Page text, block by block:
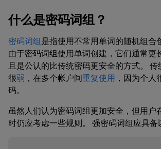
什么是密码词组？
密码词组是指使用不常用单词的随机组合
由于密码词组使用单词创建，它们通常更
且是公认的比传统密码更安全的方式。 传
很弱 ，在多个帐户间重复使用 ，因为个
码。
虽然人们认为密码词组更加安全，但用户
时仍应考虑一些规则。 强密码词组应具备